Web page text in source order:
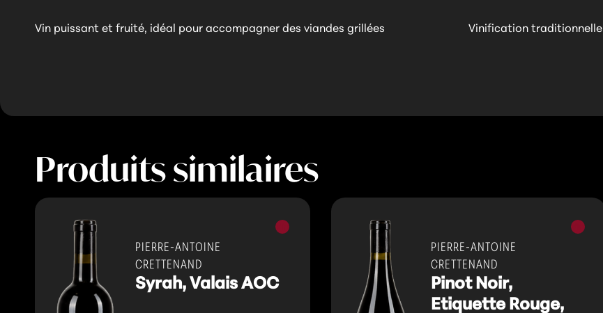
Vin puissant et fruité, idéal pour accompagner des viandes grillées Vinification traditionnelle
Produits similaires
Vins
PIERRE-ANTOINE
CRETTENAND
Syrah, Valais AOC
Vins
PIERRE-ANTOINE
CRETTENAND
Pinot Noir,
Etiquette Rouge,